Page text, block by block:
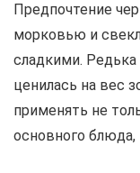
Предпочтение
морковью и
сладкими.
ценилась на вес
применять не
основного блюда,